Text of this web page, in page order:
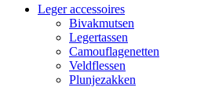
Leger accessoires
Bivakmutsen
Legertassen
Camouflage­­netten
Veldflessen
Plunjezakken